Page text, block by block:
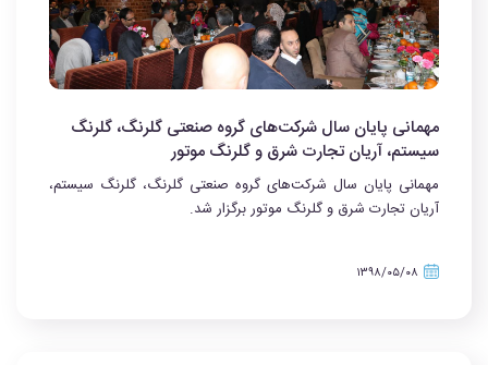
مهمانی پایان سال شرکت‌های گروه صنعتی گلرنگ، گلرنگ
سیستم، آریان تجارت شرق و گلرنگ موتور
مهمانی پایان سال شرکت‌های گروه صنعتی گلرنگ، گلرنگ سیستم،
آریان تجارت شرق و گلرنگ موتور برگزار شد.
۱۳۹۸/۰۵/۰۸